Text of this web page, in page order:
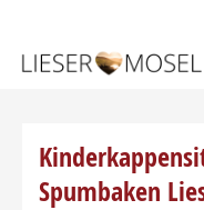
Spumbaken